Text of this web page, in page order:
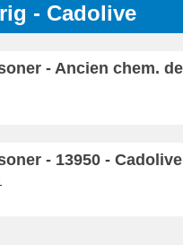
- Cadolive
- Ancien chem.
- 13950 - Cadolive